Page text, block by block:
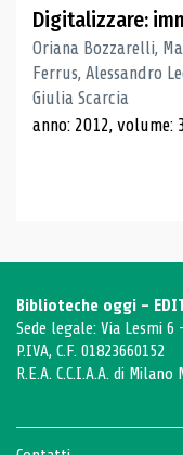
Digitalizzare:
Oriana Bozzarelli,
Ferrus, Alessandro
Giulia Scarcia
anno: 2012, volume:
Biblioteche oggi -
Sede legale: Via Lesmi
P.IVA, C.F. 01823660152
R.E.A. C.C.I.A.A. di Milano